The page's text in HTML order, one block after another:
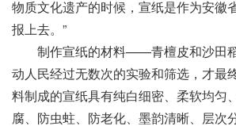
物质文化遗产的时候，宣纸是作为安徽
报上去。”
制作宣纸的材料——青檀皮和沙田
动人民经过无数次的实验和筛选，才最
料制成的宣纸具有纯白细密、柔软均匀
腐、防虫蛀、防老化、墨韵清晰、层次